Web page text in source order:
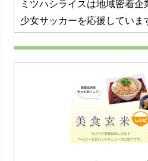
ミツハシライスは地域密着
少女サッカーを応援していま